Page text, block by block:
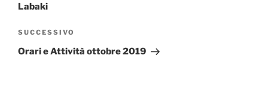
Labaki
Articolo
successivo
SUCCESSIVO
Orari e Attività ottobre 2019